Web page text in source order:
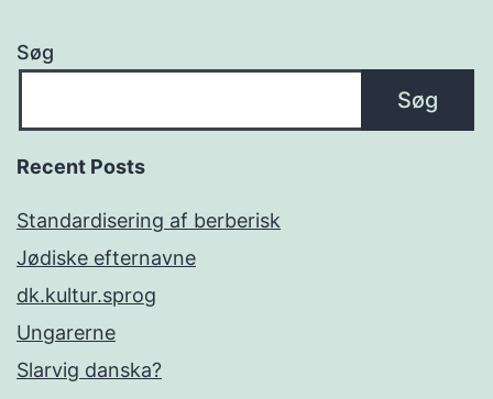
Søg
Søg
Recent Posts
Standardisering af berberisk
Jødiske efternavne
dk.kultur.sprog
Ungarerne
Slarvig danska?